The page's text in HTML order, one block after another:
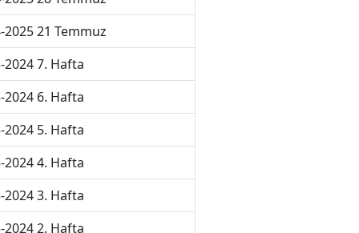
2025 21 Temmuz
2024 7. Hafta
2024 6. Hafta
2024 5. Hafta
2024 4. Hafta
2024 3. Hafta
2024 2. Hafta